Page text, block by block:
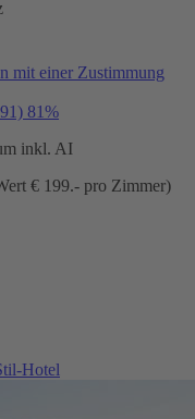
mit einer Zustimmung
81%
inkl. AI
€ 199.- pro Zimmer)
Hotel